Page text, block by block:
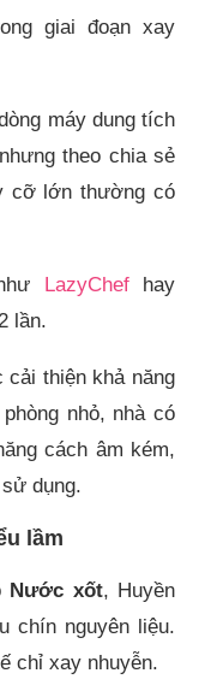
giai đoạn xay
máy dung tích
theo chia sẻ
cỡ lớn thường có
LazyChefhay
lần.
thiện khả năng
nhỏ, nhà có
cách âm kém,
dụng.
lầm
Nước xốt, Huyền
chín nguyên liệu.
chỉ xay nhuyễn.